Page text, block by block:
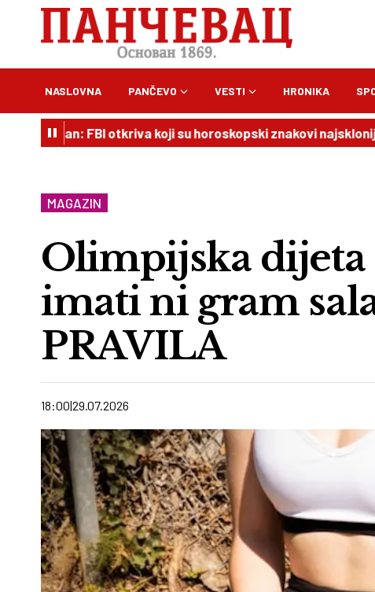
NASLOVNA PANČEVO VESTI HRONIKA
FBI otkriva koji su horoskopski znakovi najskloniji kriminalu
MAGAZIN
Olimpijska dijeta
imati ni gram
PRAVILA
18:00 29.07.2026